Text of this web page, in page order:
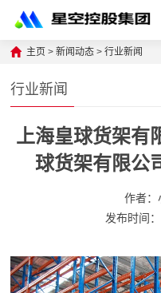
星
空
体
育
限
公
主页 >新闻动态 >行业新闻
行业新闻
上海皇球货架有
球货架有限公
作者：
发布时间